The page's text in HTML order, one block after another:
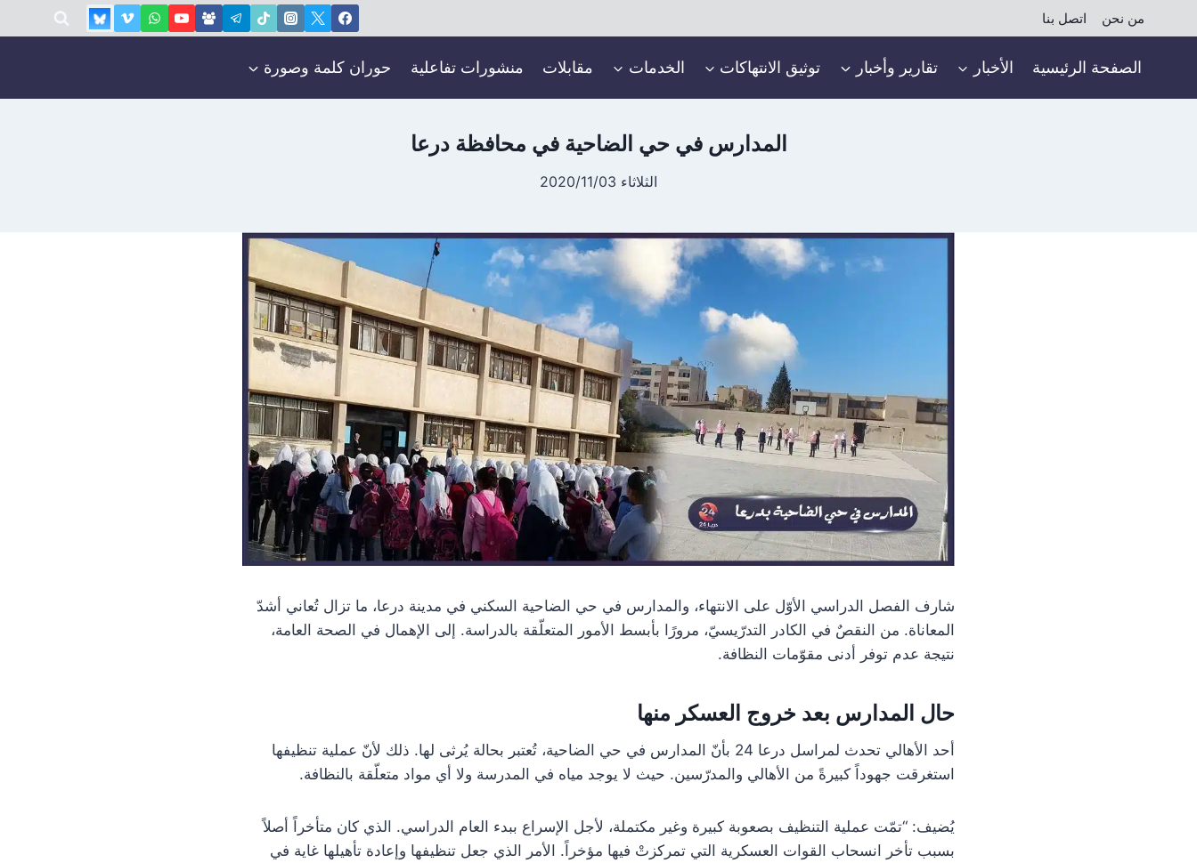
إلى
من نحن اتصل بنا
الصفحة الرئيسية الأخبار تقارير وأخبار توثيق الانتهاكات الخدمات مقابلات منشورات تفاعلية حوران كلمة وصورة
المدارس في حي الضاحية في محافظة درعا
الثلاثاء 2020/11/03
شارف الفصل الدراسي الأوّل على الانتهاء، والمدارس في حي الضاحية السكني في مدينة درعا، ما تزال تُعاني أشدّ
المعاناة. من النقصٌ في الكادر التدرّيسيّ، مرورًا بأبسط الأمور المتعلّقة بالدراسة. إلى الإهمال في الصحة العامة،
نتيجة عدم توفر أدنى مقوّمات النظافة.
حال المدارس بعد خروج العسكر منها
أحد الأهالي تحدث لمراسل درعا 24 بأنّ المدارس في حي الضاحية، تُعتبر بحالة يُرثى لها. ذلك لأنّ عملية تنظيفها
استغرقت جهوداً كبيرةً من الأهالي والمدرّسين. حيث لا يوجد مياه في المدرسة ولا أي مواد متعلّقة بالنظافة.
يُضيف: “تمّت عملية التنظيف بصعوبة كبيرة وغير مكتملة، لأجل الإسراع ببدء العام الدراسي. الذي كان متأخراً أصلاً
بسبب تأخر انسحاب القوات العسكرية التي تمركزتْ فيها مؤخراً. الأمر الذي جعل تنظيفها وإعادة تأهيلها غاية في